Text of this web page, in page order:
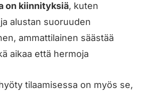
on kiinnityksiä, kuten
alustan suoruuden
ammattilainen säästää
aikaa että hermoja
tilaamisessa on myös se,